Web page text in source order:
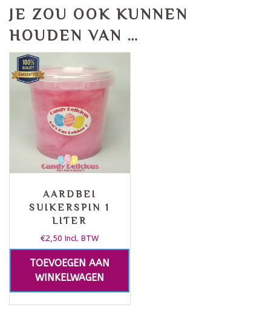
JE ZOU OOK KUNNEN
HOUDEN VAN …
AARDBEI
SUIKERSPIN 1
LITER
€2,50 Incl. BTW
TOEVOEGEN AAN
WINKELWAGEN